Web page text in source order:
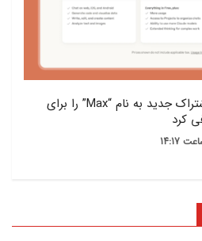
آنتروپیک امروز یک طرح اشتراک جدید به نام “Max” را برای